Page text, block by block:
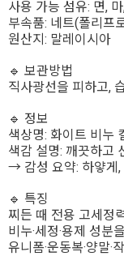
사용 가능 섬유: 면,
부속품: 네트(폴리프
원산지: 말레이시아
🔹 보관방법
직사광선을 피하고,
🔹 정보
색상명: 화이트 비누
색감 설명: 깨끗하고
→ 감성 요약: 하얗게
🔹 특징
찌든 때 전용 고세정
비누·세정·용제 성분
유니폼·운동복·양말